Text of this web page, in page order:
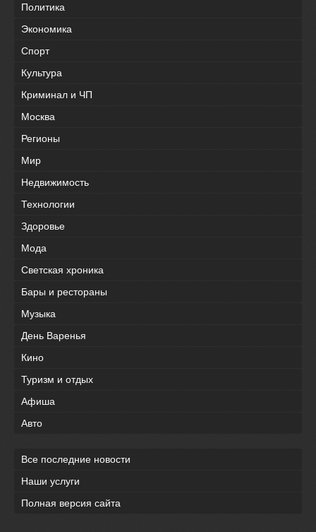
Политика
Экономика
Спорт
Культура
Криминал и ЧП
Москва
Регионы
Мир
Недвижимость
Технологии
Здоровье
Мода
Светская хроника
Бары и рестораны
Музыка
День Варенья
Кино
Туризм и отдых
Афиша
Авто
Все последние новости
Наши услуги
Полная версия сайта